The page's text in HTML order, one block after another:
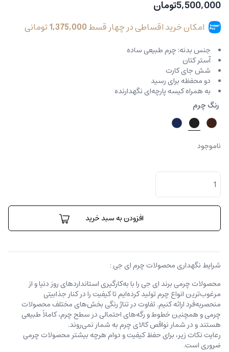
5,500,000تومان
امکان خرید اقساطی در چهار قسط1,375,000تومانی
جنس بدنه: چرم طبیعی ساده
آستر کتان
شش جای کارت
دو محفظه برای رسید
به همراه کیسه پارچه‌ای نگهدارنده
رنگ چرم
ناموجود
جا
کارتی
رمو
عدد
افزودن به سبد خرید
شرایط نگهداری محصولات چرم ای جی :
محصولات چرمی برند ای جی را با به‌کارگیری استانداردهای روز دنیا و از
مرغوب‌ترین انواع چرم تولید کرده‌ایم تا کیفیت را در کنار جذابیتی
منحصربه‌فرد ارائه کنیم. تفاوت در تناژ رنگی بخش‌های مختلف محصولات
چرمی و همچنین خطوط و رگه‌‌های احتمالی در سطح چرم، کاملاً طبیعی
هستند و در شمار نواقص کالای چرم به شمار نمی‌روند.
رعایت نکات زیر، برای حفظ کیفیت و دوام هرچه بیشتر محصولات چرمی
ضروری است.